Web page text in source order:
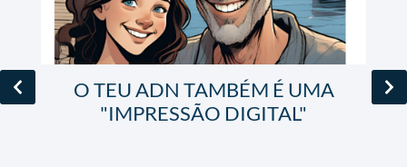
O TEU ADN TAMBÉM É UMA
"IMPRESSÃO DIGITAL"